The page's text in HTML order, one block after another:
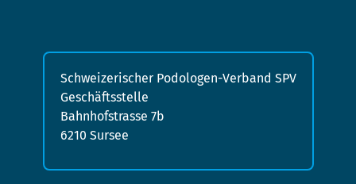
Schweizerischer Podologen-Verband SPV
Geschäftsstelle
Bahnhofstrasse 7b
6210 Sursee